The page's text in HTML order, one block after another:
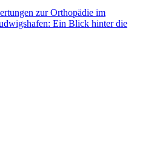
zur Orthopädie im
Ein Blick hinter die